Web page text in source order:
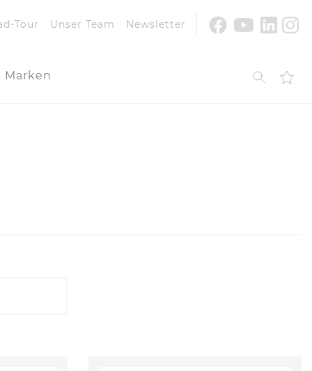
Marken
Tour Unser Team Newsletter Facebook
Youtube
Suche